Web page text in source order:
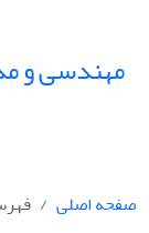
مهندسی و
صفحه اصلی